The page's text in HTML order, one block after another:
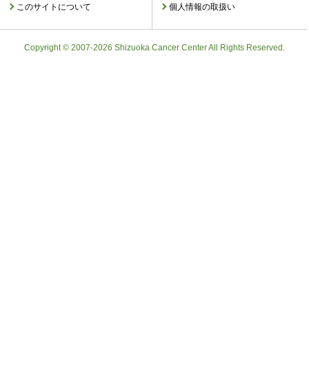
このサイトについて 個人情報の取扱い
Copyright © 2007-2026 Shizuoka Cancer Center All Rights Reserved.